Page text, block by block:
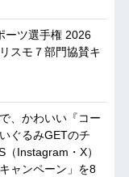
ーツ選手権 2026
スモ７部門協賛キ
、かわいい『コー
ぐるみGETのチ
Instagram・X）
ャンペーン」を8